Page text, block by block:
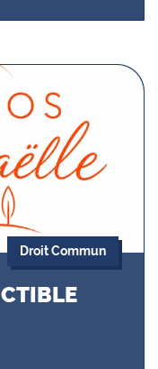
Droit Commun